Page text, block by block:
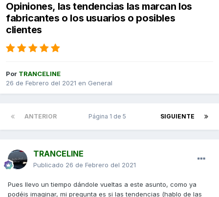
Opiniones, las tendencias las marcan los
fabricantes o los usuarios o posibles
clientes
Por TRANCELINE
26 de Febrero del 2021 en General
ANTERIOR SIGUIENTE
Página 1 de 5
TRANCELINE
Publicado 26 de Febrero del 2021
Pues llevo un tiempo dándole vueltas a este asunto, como ya
podéis imaginar, mi pregunta es si las tendencias (hablo de las